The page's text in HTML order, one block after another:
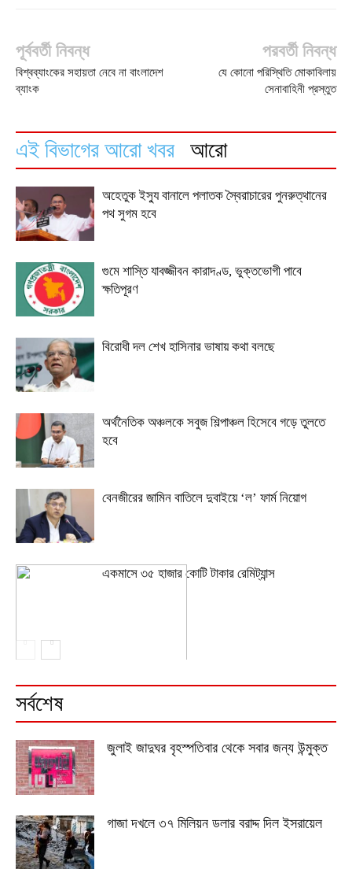
পূর্ববর্তী নিবন্ধ
বিশ্বব্যাংকের সহায়তা নেবে না বাংলাদেশ
ব্যাংক
পরবর্তী নিবন্ধ
যে কোনো পরিস্থিতি মোকাবিলায়
সেনাবাহিনী প্রস্তুত
এই বিভাগের আরো খবর আরো
অহেতুক ইস্যু বানালে পলাতক স্বৈরাচারের পুনরুত্থানের
পথ সুগম হবে
গুমে শাস্তি যাবজ্জীবন কারাদণ্ড, ভুক্তভোগী পাবে
ক্ষতিপূরণ
বিরোধী দল শেখ হাসিনার ভাষায় কথা বলছে
অর্থনৈতিক অঞ্চলকে সবুজ শিল্পাঞ্চল হিসেবে গড়ে তুলতে
হবে
বেনজীরের জামিন বাতিলে দুবাইয়ে ‌‘ল’ ফার্ম নিয়োগ
একমাসে ৩৫ হাজার কোটি টাকার রেমিট্যান্স
সর্বশেষ
জুলাই জাদুঘর বৃহস্পতিবার থেকে সবার জন্য উন্মুক্ত
গাজা দখলে ৩৭ মিলিয়ন ডলার বরাদ্দ দিল ইসরায়েল